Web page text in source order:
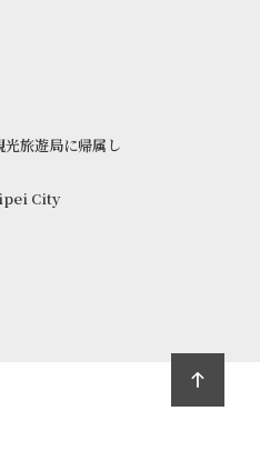
旅遊局に帰属し
City